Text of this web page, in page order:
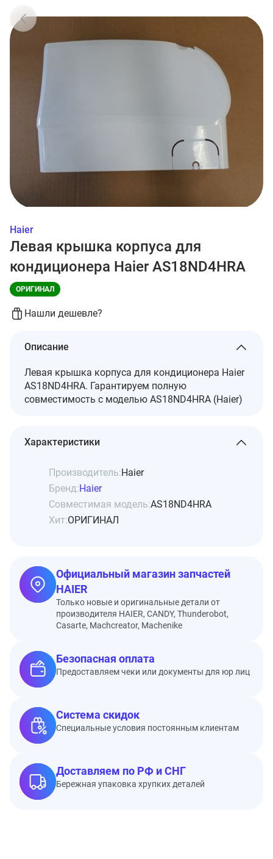
Haier
Левая крышка корпуса для
кондиционера Haier AS18ND4HRA
ОРИГИНАЛ
Нашли дешевле?
Описание
Левая крышка корпуса для кондиционера Haier
AS18ND4HRA. Гарантируем полную
совместимость с моделью AS18ND4HRA (Haier)
Характеристики
Производитель:Haier
Бренд:Haier
Совместимая модель:AS18ND4HRA
Хит:ОРИГИНАЛ
Официальный магазин запчастей
HAIER
Только новые и оригинальные детали от
производителя HAIER, CANDY, Thunderobot,
Casarte, Machcreator, Machenike
Безопасная оплата
Предоставляем чеки или документы для юр лиц
Система скидок
Специальные условия постоянным клиентам
Доставляем по РФ и СНГ
Бережная упаковка хрупких деталей